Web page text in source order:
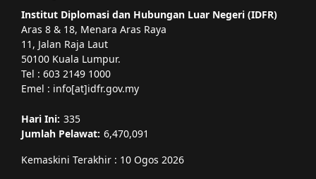
Institut Diplomasi dan Hubungan Luar Negeri (IDFR)
Aras 8 & 18, Menara Aras Raya
11, Jalan Raja Laut
50100 Kuala Lumpur.
Tel : 603 2149 1000
Emel : info[at]idfr.gov.my
Hari Ini: 335
Jumlah Pelawat: 6,470,091
Kemaskini Terakhir : 10 Ogos 2026